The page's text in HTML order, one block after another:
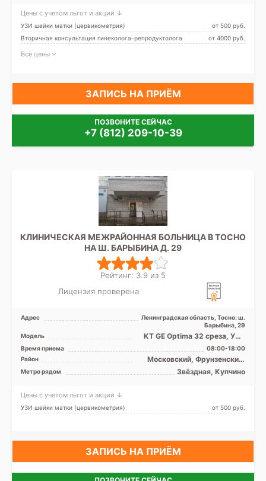
Цены с учетом льгот и акций ↓
УЗИ шейки матки (цервикометрия)
от 500 pуб.
Вторичная консультация гинеколога-репродуктолога
от 4000 pуб.
Все цены
ЗАПИСЬ НА ПРИЁМ
ПОЗВОНИТЕ СЕЙЧАС
+7 (812) 209-10-39
КЛИНИЧЕСКАЯ МЕЖРАЙОННАЯ БОЛЬНИЦА В ТОСНО
НА Ш. БАРЫБИНА Д. 29
Рейтинг: 3.9 из 5
Лицензия проверена
Адрес
Ленинградская область, Тосно: ш.
Барыбина, 29
Модель
КТ GE Optima 32 среза, УЗИ
аппарат, Рентген аппарат
Время приема
08:00-18:00
Район
Московский, Фрунзенский,
Лен. область
Метро рядом Звёздная, Купчино
Цены с учетом льгот и акций ↓
УЗИ шейки матки (цервикометрия) от 500 pуб.
ЗАПИСЬ НА ПРИЁМ